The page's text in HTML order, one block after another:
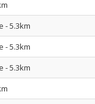
- 5.3km
- 5.3km
- 5.3km